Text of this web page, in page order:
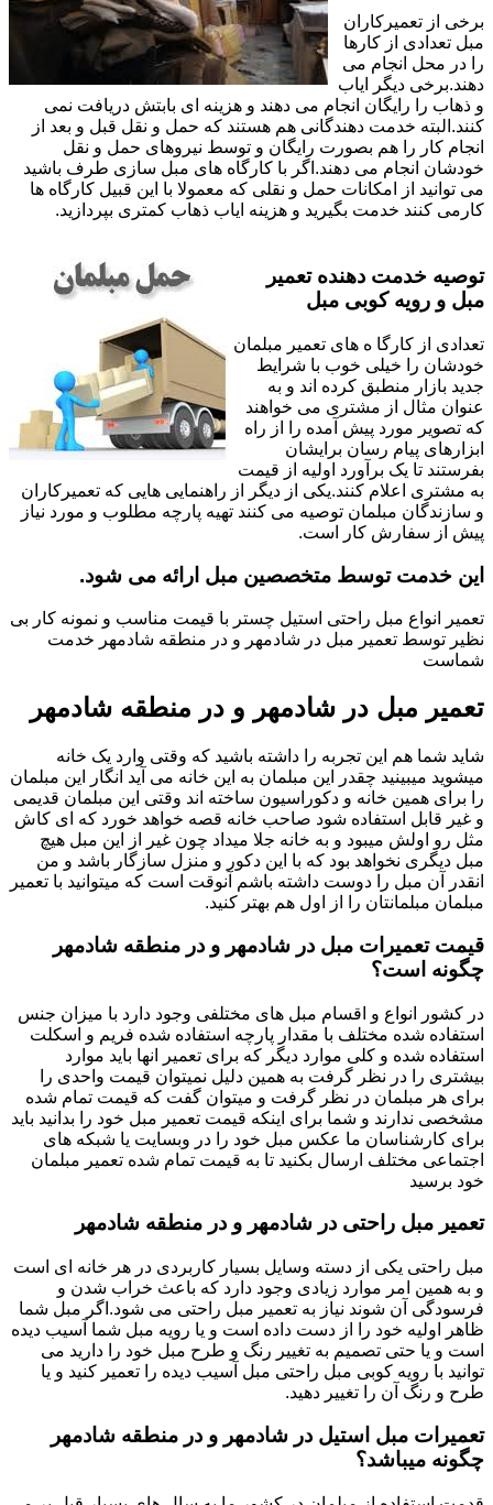
برخی از تعمیرکاران
مبل تعدادی از کارها
را در محل انجام می
دهند.برخی دیگر ایاب
و ذهاب را رایگان انجام می دهند و هزینه ای بابتش دریافت نمی
کنند.البته خدمت دهندگانی هم هستند که حمل و نقل قبل و بعد از
انجام کار را هم بصورت رایگان و توسط نیروهای حمل و نقل
خودشان انجام می دهند.اگر با کارگاه های مبل سازی طرف باشید
می توانید از امکانات حمل و نقلی که معمولا با این قبیل کارگاه ها
کارمی کنند خدمت بگیرید و هزینه ایاب ذهاب کمتری بپردازید.
توصیه خدمت دهنده تعمیر
مبل و رویه کوبی مبل
تعدادی از کارگا ه های تعمیر مبلمان
خودشان را خیلی خوب با شرایط
جدید بازار منطبق کرده اند و به
عنوان مثال از مشتری می خواهند
که تصویر مورد پیش آمده را از راه
ابزارهای پیام رسان برایشان
بفرستند تا یک برآورد اولیه از قیمت
به مشتری اعلام کنند.یکی از دیگر از راهنمایی هایی که تعمیرکاران
و سازندگان مبلمان توصیه می کنند تهیه پارچه مطلوب و مورد نیاز
پیش از سفارش کار است.
این خدمت توسط متخصصین مبل ارائه می شود.
تعمیر انواع مبل راحتی استیل چستر با قیمت مناسب و نمونه کار بی
نظیر توسط تعمیر مبل در شادمهر و در منطقه شادمهر خدمت
شماست
تعمیر مبل در شادمهر و در منطقه شادمهر
شاید شما هم این تجربه را داشته باشید که وقتی وارد یک خانه
میشوید میبینید چقدر این مبلمان به این خانه می آید انگار این مبلمان
را برای همین خانه و دکوراسیون ساخته اند وقتی این مبلمان قدیمی
و غیر قابل استفاده شود صاحب خانه قصه خواهد خورد که ای کاش
مثل رو اولش میبود و به خانه جلا میداد چون غیر از این مبل هیچ
مبل دیگری نخواهد بود که با این دکور و منزل سازگار باشد و من
انقدر آن مبل را دوست داشته باشم آنوقت است که میتوانید با تعمیر
مبلمان مبلمانتان را از اول هم بهتر کنید.
قیمت تعمیرات مبل در شادمهر و در منطقه شادمهر
چگونه است؟
در کشور انواع و اقسام مبل های مختلفی وجود دارد با میزان جنس
استفاده شده مختلف با مقدار پارچه استفاده شده فریم و اسکلت
استفاده شده و کلی موارد دیگر که برای تعمیر انها باید موارد
بیشتری را در نظر گرفت به همین دلیل نمیتوان قیمت واحدی را
برای هر مبلمان در نظر گرفت و میتوان گفت که قیمت تمام شده
مشخصی ندارند و شما برای اینکه قیمت تعمیر مبل خود را بدانید باید
برای کارشناسان ما عکس مبل خود را در وبسایت یا شبکه های
اجتماعی مختلف ارسال بکنید تا به قیمت تمام شده تعمیر مبلمان
خود برسید
تعمیر مبل راحتی در شادمهر و در منطقه شادمهر
مبل راحتی یکی از دسته وسایل بسیار کاربردی در هر خانه ای است
و به همین امر موارد زیادی وجود دارد که باعث خراب شدن و
فرسودگی آن شوند نیاز به تعمیر مبل راحتی می شود.اگر مبل شما
ظاهر اولیه خود را از دست داده است و یا رویه مبل شما آسیب دیده
است و یا حتی تصمیم به تغییر رنگ و طرح مبل خود را دارید می
توانید با رویه کوبی مبل راحتی مبل آسیب دیده را تعمیر کنید و یا
طرح و رنگ آن را تغییر دهید.
تعمیرات مبل استیل در شادمهر و در منطقه شادمهر
چگونه میباشد؟